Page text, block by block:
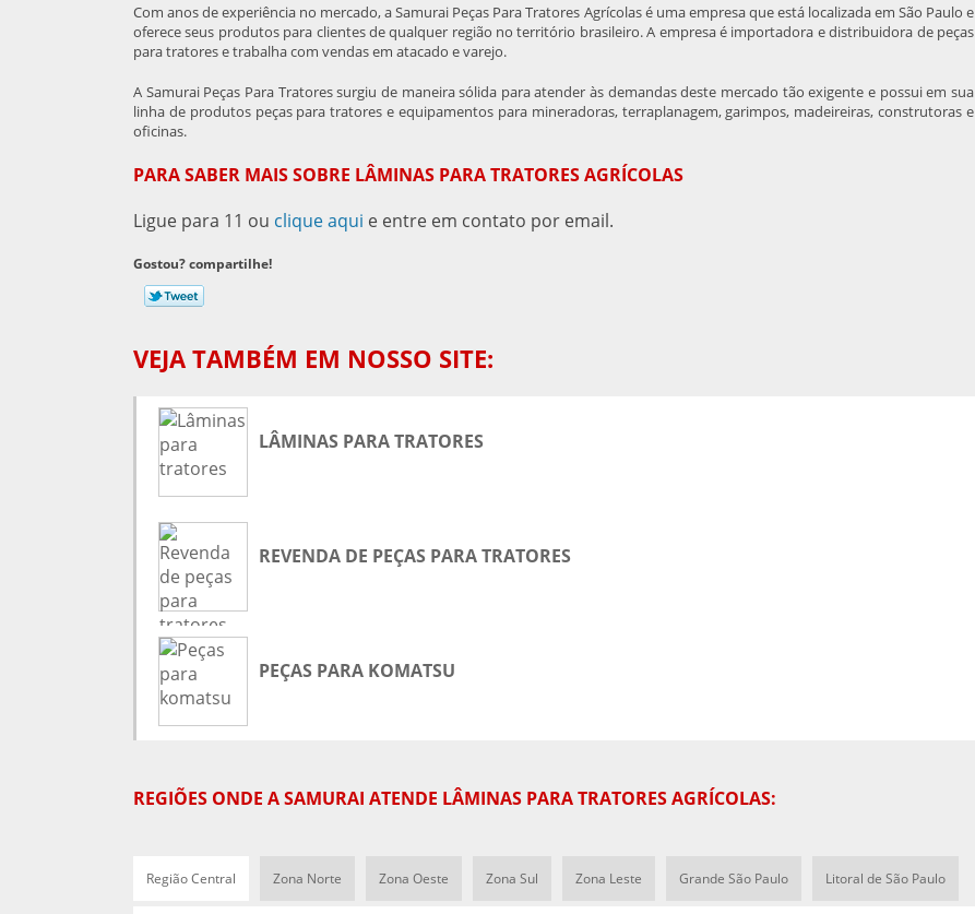
Com anos de experiência no mercado, a Samurai Peças Para Tratores Agrícolas é uma empresa que está localizada em São Paulo e
oferece seus produtos para clientes de qualquer região no território brasileiro. A empresa é importadora e distribuidora de peças
para tratores e trabalha com vendas em atacado e varejo.
A Samurai Peças Para Tratores surgiu de maneira sólida para atender às demandas deste mercado tão exigente e possui em sua
linha de produtos peças para tratores e equipamentos para mineradoras, terraplanagem, garimpos, madeireiras, construtoras e
oficinas.
PARA SABER MAIS SOBRE LÂMINAS PARA TRATORES AGRÍCOLAS
Ligue para 11 ou clique aqui e entre em contato por email.
Gostou? compartilhe!
VEJA TAMBÉM EM NOSSO SITE:
LÂMINAS PARA TRATORES
REVENDA DE PEÇAS PARA TRATORES
PEÇAS PARA KOMATSU
REGIÕES ONDE A SAMURAI ATENDE LÂMINAS PARA TRATORES AGRÍCOLAS:
Região Central Zona Norte Zona Oeste Zona Sul Zona Leste Grande São Paulo Litoral de São Paulo